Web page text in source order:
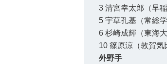
3 清宮幸太郎（早
5 宇草孔基（常総
6 杉崎成輝（東海大
10 篠原涼（敦賀気
外野手